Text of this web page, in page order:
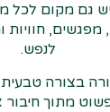
גם מקום לכל
מפגשים, חוויות
לנפש.
בצורה טבעית,
מתוך חיבור